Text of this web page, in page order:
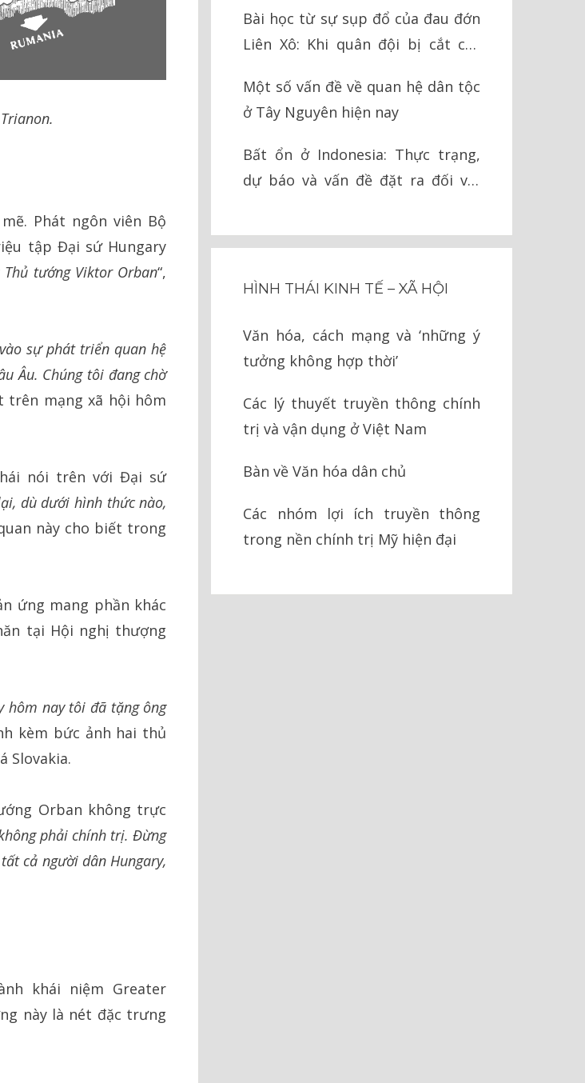
Phát ngôn viên Bộ
tập Đại sứ Hungary
tướng Viktor Orban“,
sự phát triển quan hệ
Âu. Chúng tôi đang chờ
trên mạng xã hội hôm
nói trên với Đại sứ
dù dưới hình thức nào,
này cho biết trong
ứng mang phần khác
tại Hội nghị thượng
hôm nay tôi đã tặng ông
kèm bức ảnh hai thủ
Slovakia.
Orban không trực
phải chính trị. Đừng
cả người dân Hungary,
khái niệm Greater
này là nét đặc trưng
Bài học từ sự sụp đổ của đau đớn
Liên Xô: Khi quân đội bị cắt cụt
Một số vấn đề về quan hệ dân tộc
ở Tây Nguyên hiện nay
Bất ổn ở Indonesia: Thực trạng,
dự báo và vấn đề đặt ra đối với
HÌNH THÁI KINH TẾ – XÃ HỘI
Văn hóa, cách mạng và ‘những ý
tưởng không hợp thời’
Các lý thuyết truyền thông chính
trị và vận dụng ở Việt Nam
Bàn về Văn hóa dân chủ
Các nhóm lợi ích truyền thông
trong nền chính trị Mỹ hiện đại